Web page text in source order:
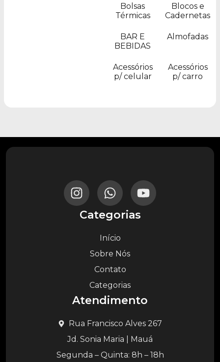
Bolsas
Térmicas
Blocos e
Cadernetas
BAR E
BEBIDAS
Almofadas
Acessórios
p/ celular
Acessórios
p/ carro
Categorias
Início
Sobre Nós
Contato
Categorias
Atendimento
Rua Francisco Alves 267
Jd. Sonia Maria | Mauá
Segunda – Quinta: 8h – 18h